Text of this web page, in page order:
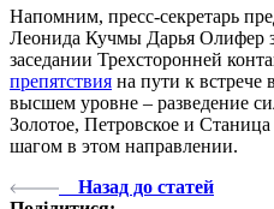
Напомним, пресс-секретарь
Леонида Кучмы Дарья Олифер
заседании Трехсторонней
препятствия на пути к встрече
высшем уровне – разведение
Золотое, Петровское и
шагом в этом направлении.
Назад до статей